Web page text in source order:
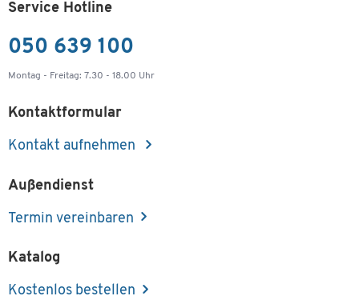
Service Hotline
050 639 100
Montag - Freitag: 7.30 - 18.00 Uhr
Kontaktformular
Kontakt aufnehmen
Außendienst
Termin vereinbaren
Katalog
Kostenlos bestellen